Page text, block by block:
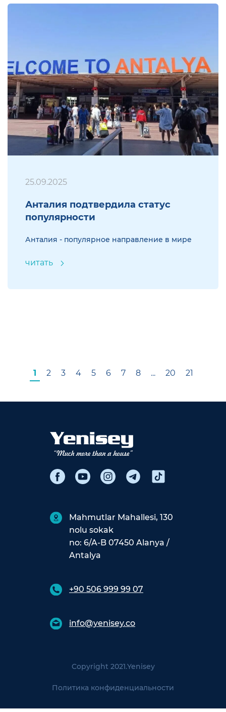
25.09.2025
Анталия подтвердила статус
популярности
Анталия - популярное направление в мире
читать
1 2 3 4 5 6 7 8 ... 20 21
Mahmutlar Mahallesi, 130
nolu sokak
no: 6/A-B 07450 Alanya /
Antalya
+90 506 999 99 07
info@yenisey.co
Copyright 2021.Yenisey
Политика конфиденциальности